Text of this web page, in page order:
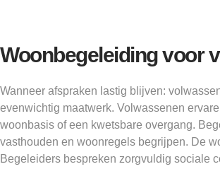
Woonbegeleiding voor
Wanneer afspraken lastig blijven:
evenwichtig maatwerk. Volwassenen
woonbasis of een kwetsbare overgang.
vasthouden en woonregels begrijpen. De
Begeleiders bespreken zorgvuldig sociale